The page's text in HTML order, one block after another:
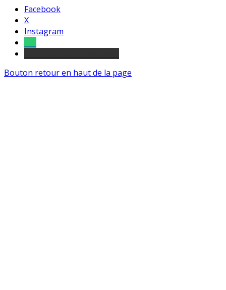
Facebook
X
Instagram
Bouton retour en haut de la page